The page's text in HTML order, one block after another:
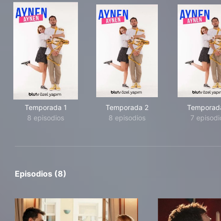
Temporada 1
8 episodios
Temporada 2
8 episodios
7
Episodios (8)